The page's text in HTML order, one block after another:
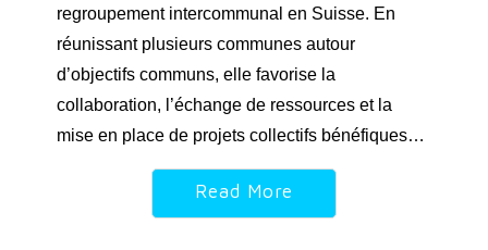
regroupement intercommunal en Suisse. En
réunissant plusieurs communes autour
d’objectifs communs, elle favorise la
collaboration, l’échange de ressources et la
mise en place de projets collectifs bénéfiques…
Read More